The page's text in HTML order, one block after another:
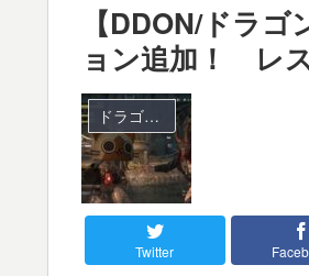
【DDON/ドラ
ョン追加！ レ
ドラゴンズドグマ オンライン
Twitter